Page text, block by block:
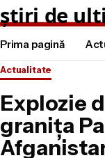
Prima pagină
Actualitate
Explozie
granița